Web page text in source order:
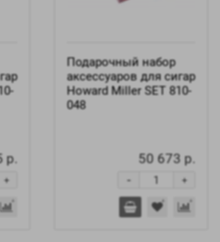
р.
+
Подарочный набор
аксессуаров для сигар
Howard Miller SET 810-
048
50 673 р.
+
-